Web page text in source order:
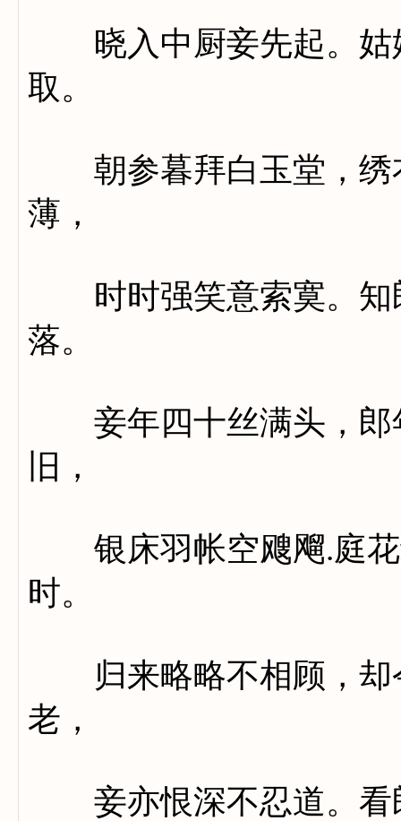
晓入中厨妾先起。姑
取。
朝参暮拜白玉堂，绣
薄，
时时强笑意索寞。知
落。
妾年四十丝满头，郎
旧，
银床羽帐空飕飗.庭花
时。
归来略略不相顾，却
老，
妾亦恨深不忍道。看